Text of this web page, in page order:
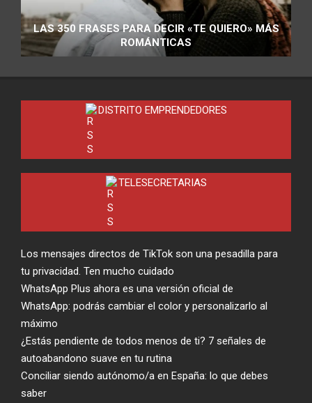
LAS 350 FRASES PARA DECIR «TE QUIERO» MÁS
ROMÁNTICAS
DISTRITO EMPRENDEDORES
TELESECRETARIAS
Los mensajes directos de TikTok son una pesadilla para
tu privacidad. Ten mucho cuidado
WhatsApp Plus ahora es una versión oficial de
WhatsApp: podrás cambiar el color y personalizarlo al
máximo
¿Estás pendiente de todos menos de ti? 7 señales de
autoabandono suave en tu rutina
Conciliar siendo autónomo/a en España: lo que debes
saber